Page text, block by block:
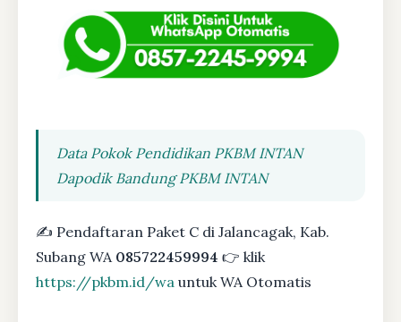
Data Pokok Pendidikan PKBM INTAN
Dapodik Bandung PKBM INTAN
✍ Pendaftaran Paket C di Jalancagak, Kab.
Subang WA 085722459994 👉 klik
https://pkbm.id/wa untuk WA Otomatis